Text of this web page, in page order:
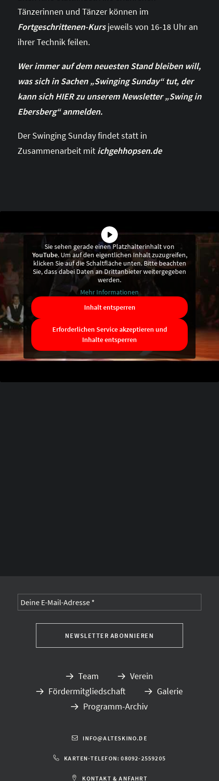
Tänzerinnen und Tänzer können im
Fortgeschrittenen-Kursjeweils von 16-18 Uhr an
ihrer Technik feilen.
Wer immer auf dem neuesten Stand bleiben will,
was sich in Sachen „Swinging Sunday“ tut, der
kann sich HIER zu unserem Newsletter „Swing in
Ebersberg“ anmelden.
Der Swinging Sunday findet statt in
Zusammenarbeit mit ichgehhopsen.de
Sie sehen gerade einen Platzhalterinhalt von
YouTube. Um auf den eigentlichen Inhalt zuzugreifen,
klicken Sie auf die Schaltfläche unten. Bitte beachten
Sie, dass dabei Daten an Drittanbieter weitergegeben
werden.
Mehr Informationen
Inhalt entsperren
Erforderlichen Service akzeptieren und
Inhalte entsperren
Team
Verein
Fördermitgliedschaft
Galerie
Programm-Archiv
INFO@ALTESKINO.DE
KARTEN-TELEFON: 08092-2559205
KONTAKT & ANFAHRT